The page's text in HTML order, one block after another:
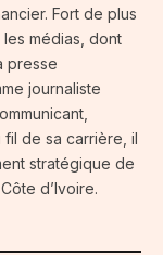
Fort de plus
les médias, dont
presse
journaliste
fil de sa carrière, il
stratégique de
d’Ivoire.